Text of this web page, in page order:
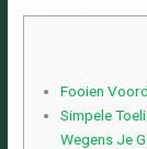
Fooien
Simpele
Wegens Je